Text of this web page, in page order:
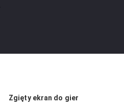
Zgięty ekran do gier